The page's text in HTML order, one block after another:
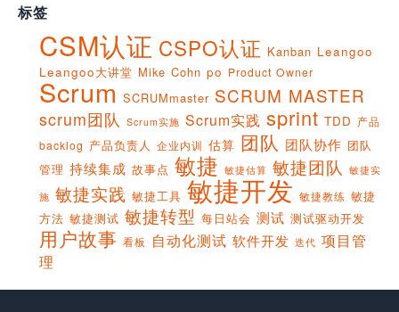
标签
CSM认证 CSPO认证 Kanban Leangoo
Leangoo大讲堂 Mike Cohn po Product Owner
Scrum SCRUMmaster SCRUM MASTER
scrum团队 Scrum实施 Scrum实践 sprint TDD 产品
backlog 产品负责人 企业内训 估算 团队 团队协作 团队
管理 持续集成 故事点 敏捷 敏捷估算 敏捷团队 敏捷实
施 敏捷实践 敏捷工具 敏捷开发 敏捷教练 敏捷
方法 敏捷测试 敏捷转型 每日站会 测试 测试驱动开发
用户故事 看板 自动化测试 软件开发 迭代 项目管
理